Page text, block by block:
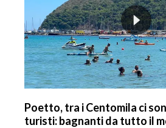
Poetto, tra i Centomila ci
turisti: bagnanti da tutto il